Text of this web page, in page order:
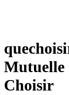
Mutuelle
Choisir